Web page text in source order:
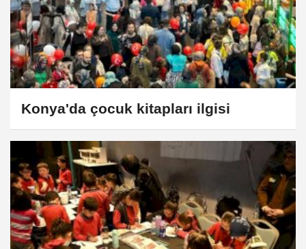
Konya'da çocuk kitapları ilgisi